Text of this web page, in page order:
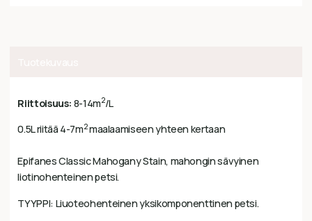
Riittoisuus: 8-14m2/L
0.5L riitää 4-7m2maalaamiseen yhteen kertaan
Epifanes Classic Mahogany Stain, mahongin sävyinen
liotinohenteinen petsi.
TYYPPI: Liuoteohenteinen yksikomponenttinen petsi.